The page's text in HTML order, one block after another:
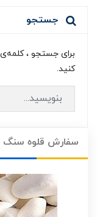
جستجو
برای جستجو ،
کنید.
سفارش قلوه